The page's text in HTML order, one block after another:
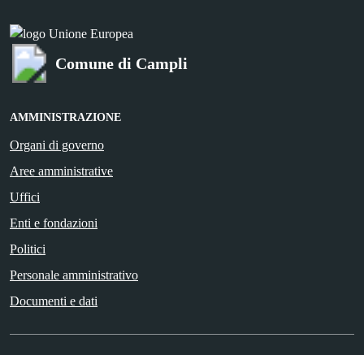
Comune di Campli
AMMINISTRAZIONE
Organi di governo
Aree amministrative
Uffici
Enti e fondazioni
Politici
Personale amministrativo
Documenti e dati